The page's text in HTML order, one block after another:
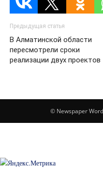
Предыдущая статья
В Алматинской области
пересмотрели сроки
реализации двух проектов
© Newspaper